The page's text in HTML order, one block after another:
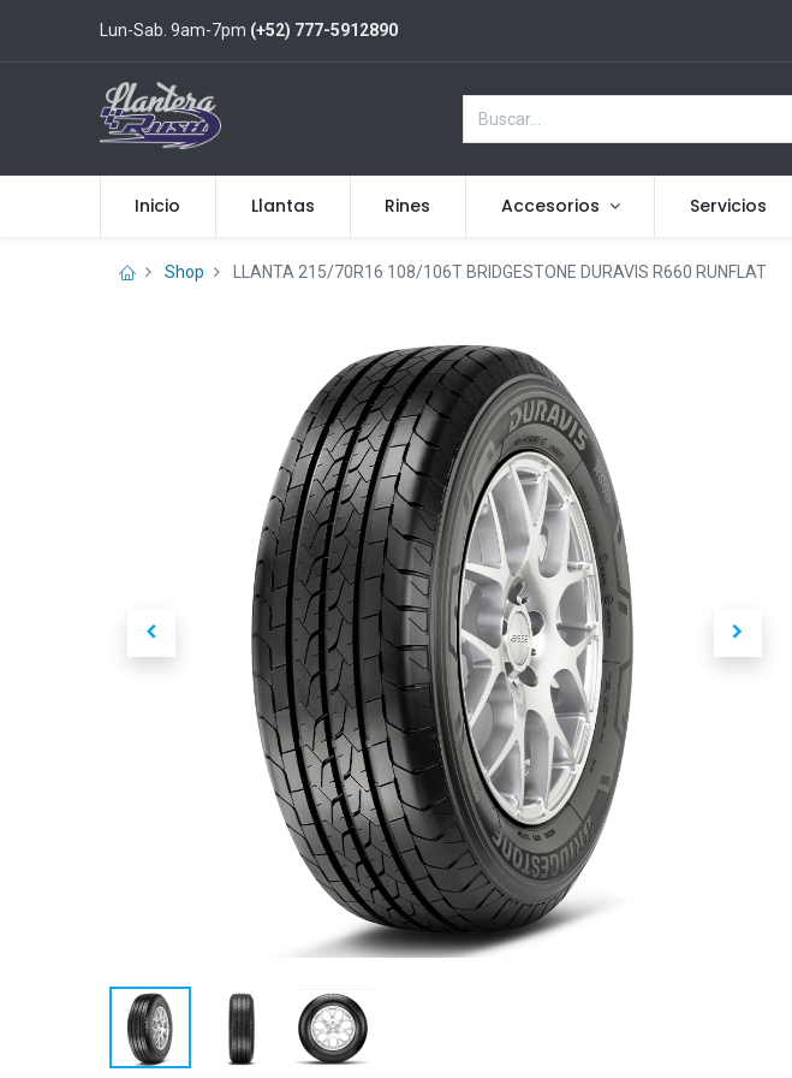
Lun-Sab. 9am-7pm (+52) 777-5912890
Inicio Llantas Rines Accesorios Servicios
Shop LLANTA 215/70R16 108/106T BRIDGESTONE DURAVIS R660 RUNFLAT